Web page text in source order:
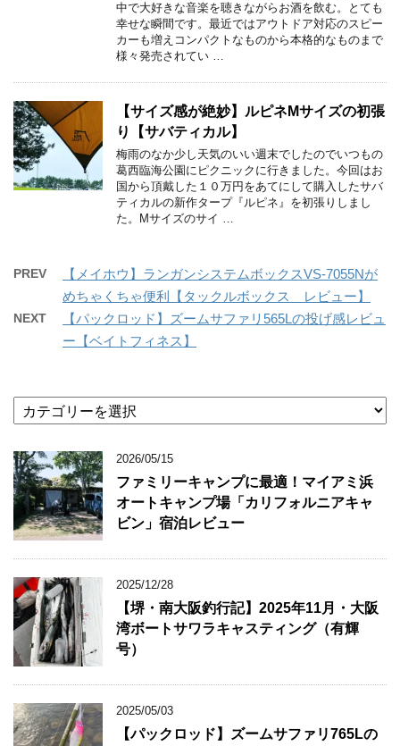
中で大好きな音楽を聴きながらお酒を飲む。とても
幸せな瞬間です。最近ではアウトドア対応のスピー
カーも増えコンパクトなものから本格的なものまで
様々発売されてい …
【サイズ感が絶妙】ルピネMサイズの初張
り【サバティカル】
梅雨のなか少し天気のいい週末でしたのでいつもの
葛西臨海公園にピクニックに行きました。今回はお
国から頂戴した１０万円をあてにして購入したサバ
ティカルの新作タープ『ルピネ』を初張りしまし
た。Mサイズのサイ …
PREV
【メイホウ】ランガンシステムボックスVS-7055Nが
めちゃくちゃ便利【タックルボックス レビュー】
NEXT
【パックロッド】ズームサファリ565Lの投げ感レビュ
ー【ベイトフィネス】
テ
リ
ー
2026/05/15
ファミリーキャンプに最適！マイアミ浜
オートキャンプ場「カリフォルニアキャ
ビン」宿泊レビュー
2025/12/28
【堺・南大阪釣行記】2025年11月・大阪
湾ボートサワラキャスティング（有輝
号）
2025/05/03
【パックロッド】ズームサファリ765Lの